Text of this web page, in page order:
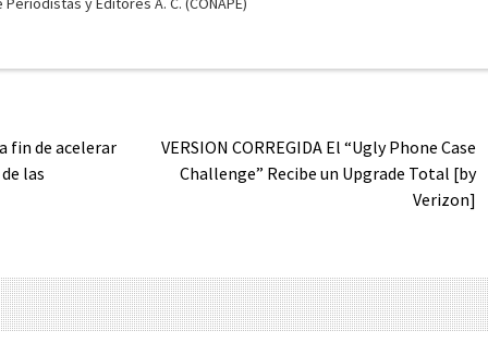
fin de acelerar
las
VERSION CORREGIDA El “Ugly Phone Case
Challenge” Recibe un Upgrade Total [by
Verizon]